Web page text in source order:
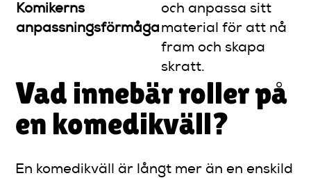
Komikerns
anpassningsförmåga
och anpassa sitt
material för att nå
fram och skapa
skratt.
Vad innebär roller på
en komedikväll?
En komedikväll är långt mer än en enskild